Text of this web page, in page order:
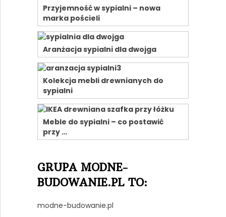
Przyjemność w sypialni – nowa
marka pościeli
Aranżacja sypialni dla dwojga
Kolekcja mebli drewnianych do
sypialni
Meble do sypialni – co postawić
przy …
GRUPA MODNE-
BUDOWANIE.PL TO:
modne-budowanie.pl